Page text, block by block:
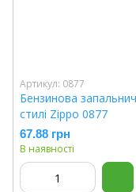
Артикул: 0877
Бензинова
стилі Zippo 0877
67.88 грн
В наявності